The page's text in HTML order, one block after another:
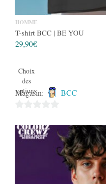
HOMME
T-shirt BCC | BE YOU
29,90€
Choix
des
options
Magasin: BCC
sur